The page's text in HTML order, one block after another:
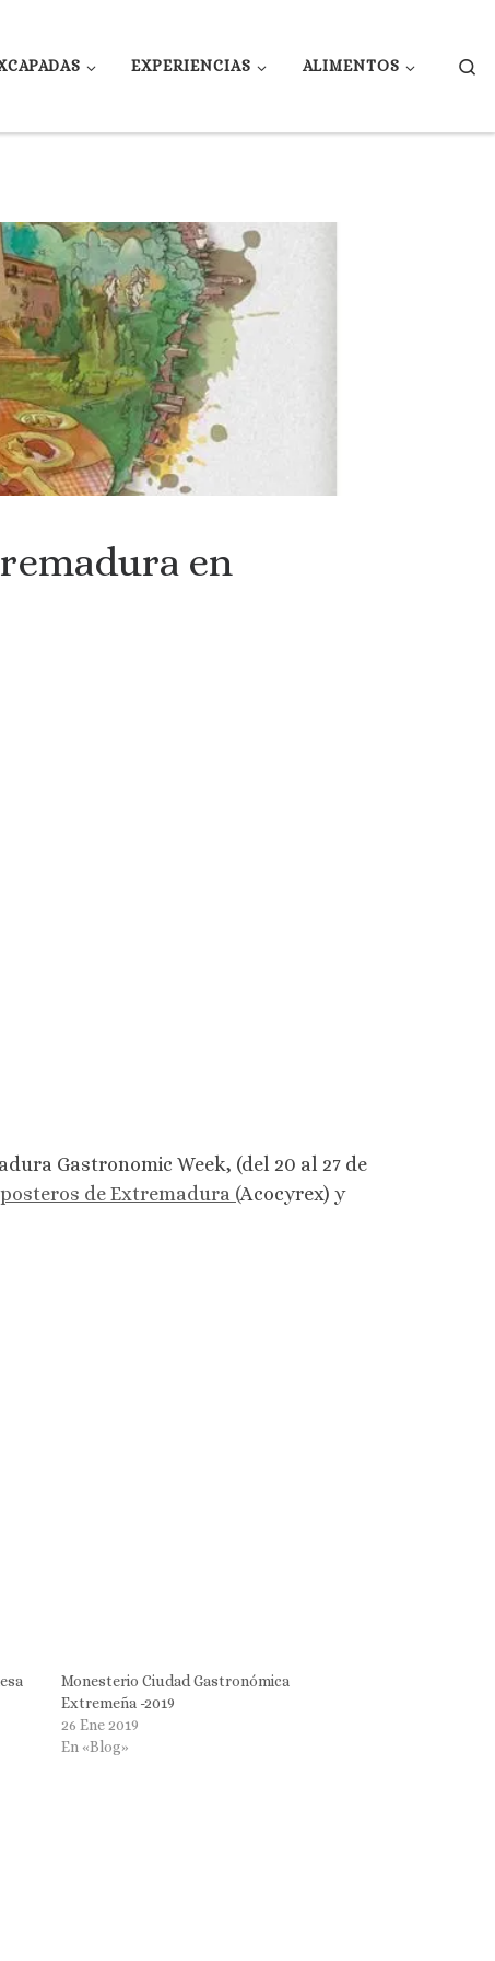
EXPERIENCIAS ALIMENTOS
en
Gastronomic Week, (del 20 al 27 de
de Extremadura (Acocyrex) y
Monesterio Ciudad Gastronómica
Extremeña -2019
26 Ene 2019
En «Blog»